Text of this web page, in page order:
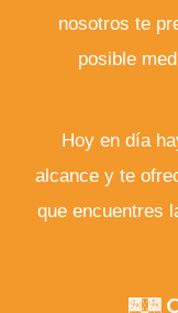
nosotros te
posible
Hoy en día
alcance y te
que encuentres